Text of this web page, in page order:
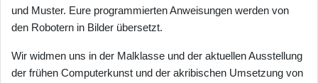
und Muster. Eure programmierten Anweisungen werden von
den Robotern in Bilder übersetzt.
Wir widmen uns in der Malklasse und der aktuellen Ausstellung
der frühen Computerkunst und der akribischen Umsetzung von